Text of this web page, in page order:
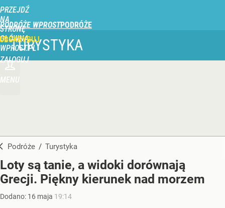
PRZEJDŹ
NA
STRONĘ
GŁÓWNĄ
WPROST.PL
PODRÓŻE WPROST
ZALOGUJ
MENU
TURYSTYKA
Podróże / Turystyka
Loty są tanie, a widoki dorównają
Grecji. Piękny kierunek nad morzem
Dodano: 16 maja 19:14